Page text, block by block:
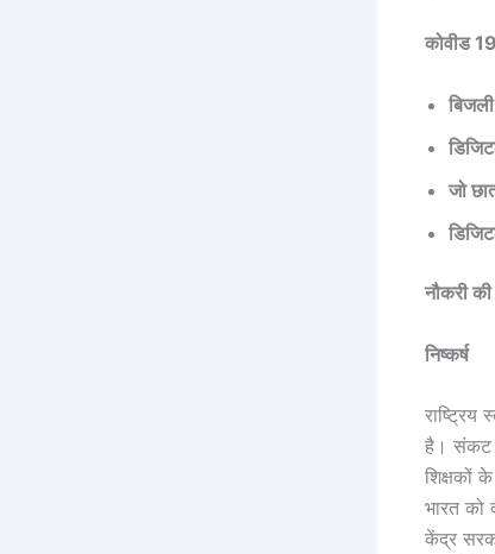
कोवीड
बिजली
जो
नौकरीकी
निष्कर्ष
राष्ट्रिय
है। संकट
शिक्षकों
भारत को
केंद्र